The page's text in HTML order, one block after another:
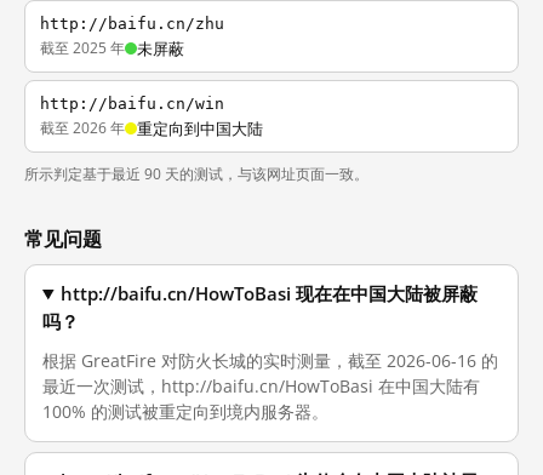
http://baifu.cn/zhu
截至 2025 年 未屏蔽
http://baifu.cn/win
截至 2026 年 重定向到中国大陆
所示判定基于最近 90 天的测试，与该网址页面一致。
常见问题
http://baifu.cn/HowToBasi 现在在中国大陆被屏蔽
吗？
根据 GreatFire 对防火长城的实时测量，截至 2026-06-16 的
最近一次测试，http://baifu.cn/HowToBasi 在中国大陆有
100% 的测试被重定向到境内服务器。